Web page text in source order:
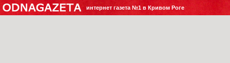
интернет газета №1 в Кривом Роге